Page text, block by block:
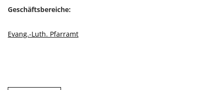
Geschäftsbereiche:
Evang.-Luth. Pfarramt